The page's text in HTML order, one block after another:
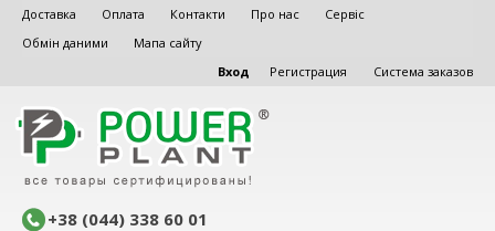
Доставка Оплата Контакти Про нас
Сервіс
Обмін даними
Мапа сайту
Вход
Регистрация Система заказов
+38 (044) 338 60 01